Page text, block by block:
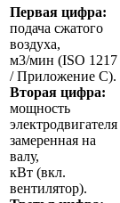
Первая цифра:
подача сжатого
воздуха,
м3/мин (ISO 1217
/ Приложение C).
Вторая цифра:
мощность
электродвигателя
замеренная на
валу,
кВт (вкл.
вентилятор).